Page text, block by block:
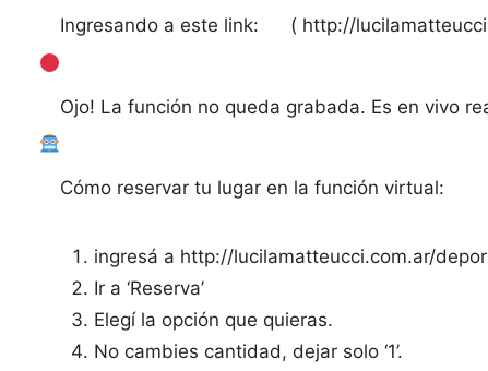
Ingresando a este link: ( http://
Ojo! La función no queda grabada. Es en vivo
Cómo reservar tu lugar en la función virtual:
ingresá a http://lucilamatteucci.com.ar/
Ir a ‘Reserva’
Elegí la opción que quieras.
No cambies cantidad, dejar solo ‘1’.